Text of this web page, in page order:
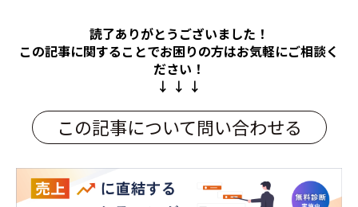
読了ありがとうございました！
この記事に関することでお困りの方はお気軽にご相談く
ださい！
↓ ↓ ↓
この記事について問い合わせる